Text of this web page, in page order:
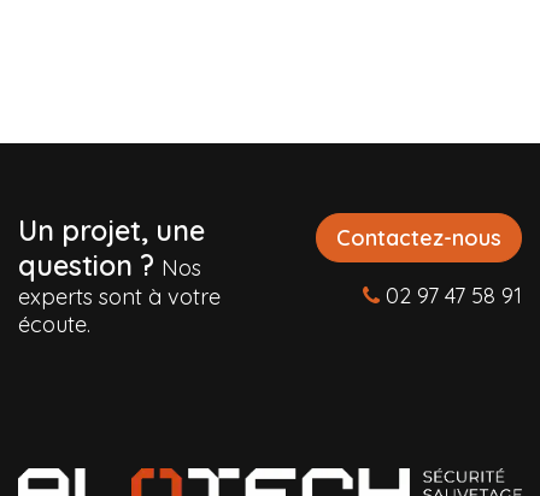
Un projet, une
question ? Nos
experts sont à votre
écoute.
Contactez-nous
02 97 47 58 91